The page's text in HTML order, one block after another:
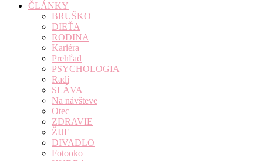
ČLÁNKY
BRUŠKO
DIEŤA
RODINA
Kariéra
Prehľad
PSYCHOLOGIA
Radí
SLÁVA
Na návšteve
Otec
ZDRAVIE
ŽIJE
DIVADLO
Fotooko